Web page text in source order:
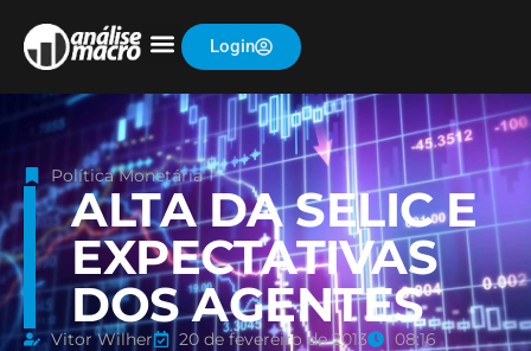
Login
Política Monetária
ALTA DA SELIC E
EXPECTATIVAS
DOS AGENTES
Vitor Wilher 20 de fevereiro de 2013 08:16